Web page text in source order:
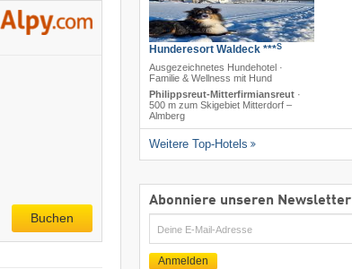
Buchen
Hunderesort Waldeck ***S
Ausgezeichnetes Hundehotel ·
Familie & Wellness mit Hund
Philippsreut-Mitterfirmiansreut·
500 m zum Skigebiet Mitterdorf –
Almberg
Weitere Top-Hotels
Abonniere unseren Newsletter
E-
Mail
Anmelden